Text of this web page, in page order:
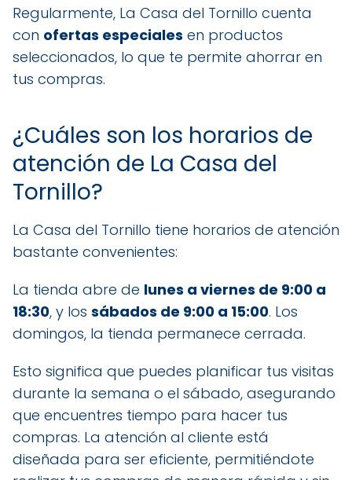
Regularmente, La Casa del Tornillo cuenta
con ofertas especiales en productos
seleccionados, lo que te permite ahorrar en
tus compras.
¿Cuáles son los horarios de
atención de La Casa del
Tornillo?
La Casa del Tornillo tiene horarios de atención
bastante convenientes:
La tienda abre de lunes a viernes de 9:00 a
18:30, y los sábados de 9:00 a 15:00. Los
domingos, la tienda permanece cerrada.
Esto significa que puedes planificar tus visitas
durante la semana o el sábado, asegurando
que encuentres tiempo para hacer tus
compras. La atención al cliente está
diseñada para ser eficiente, permitiéndote